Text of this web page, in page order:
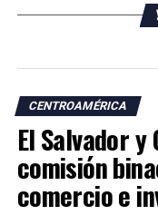
CENTROAMÉRICA
El Salvador
comisión
comercio e